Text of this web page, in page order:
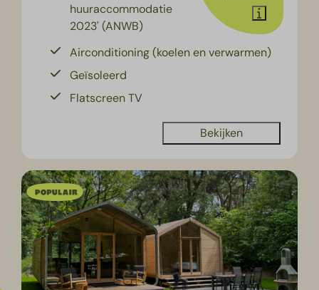
huuraccommodatie
2023' (ANWB)
Airconditioning (koelen en verwarmen)
Geïsoleerd
Flatscreen TV
Bekijken